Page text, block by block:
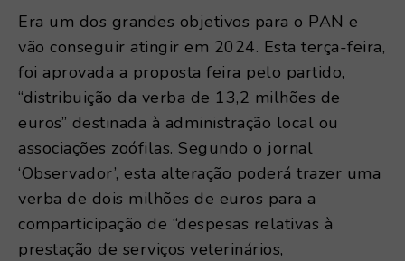
Era um dos grandes objetivos para o PAN e
vão conseguir atingir em 2024. Esta terça-feira,
foi aprovada a proposta feira pelo partido,
“distribuição da verba de 13,2 milhões de
euros” destinada à administração local ou
associações zoófilas. Segundo o jornal
‘Observador’, esta alteração poderá trazer uma
verba de dois milhões de euros para a
comparticipação de “despesas relativas à
prestação de serviços veterinários,